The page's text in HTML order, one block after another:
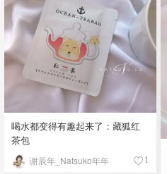
舒服，虽然不是那种隐形款，但
还可以接受。精华不太多但也足
够敷20分钟。 敷完建议还是清洗
一下，补水效果还可以！ #面膜打
卡第4天#「该晒货来自@谢辰年
_Natsuko年年-北美省钱快报，版
权归原作者所有」
喝水都变得有趣起来了：藏狐红
茶包
谢辰年_Natsuko年年 1